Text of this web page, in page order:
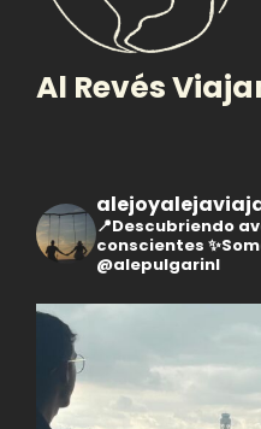
Al Revés
📍Descubriendo
conscientes
@alepulgarinl